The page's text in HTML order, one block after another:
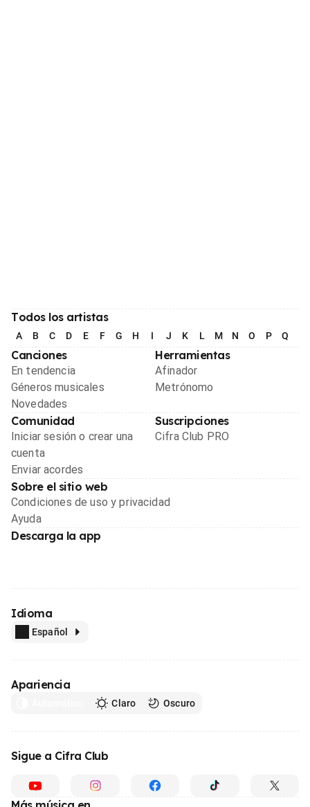
Todos los artistas
A B C D E F G H I J K L M N O P Q
Canciones
En tendencia
Géneros musicales
Novedades
Herramientas
Afinador
Metrónomo
Comunidad
Iniciar sesión o crear una
cuenta
Enviar acordes
Suscripciones
Cifra Club PRO
Sobre el sitio web
Condiciones de uso y privacidad
Ayuda
Descarga la app
Idioma
Español
Apariencia
Claro Oscuro
Sigue a Cifra Club